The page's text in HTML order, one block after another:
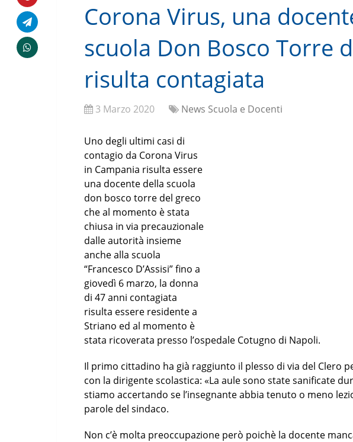
Corona Virus, una
scuola Don Bosco Torre
risulta contagiata
3 Marzo 2020 News Scuola e Docenti
Uno degli ultimi casi di
contagio da Corona Virus
in Campania risulta essere
una docente della scuola
don bosco torre del greco
che al momento è stata
chiusa in via precauzionale
dalle autorità insieme
anche alla scuola
“Francesco D’Assisi” fino a
giovedì 6 marzo, la donna
di 47 anni contagiata
risulta essere residente a
Striano ed al momento è
stata ricoverata presso l’ospedale Cotugno di Napoli.
Il primo cittadino ha già raggiunto il plesso di via del Clero
con la dirigente scolastica: «La aule sono state sanificate
stiamo accertando se l’insegnante abbia tenuto o meno
parole del sindaco.
Non c’è molta preoccupazione però poichè la docente